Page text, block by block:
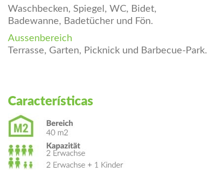
Badezimmer
Waschbecken, Spiegel, WC, Bidet,
Badewanne, Badetücher und Fön.
Aussenbereich
Características